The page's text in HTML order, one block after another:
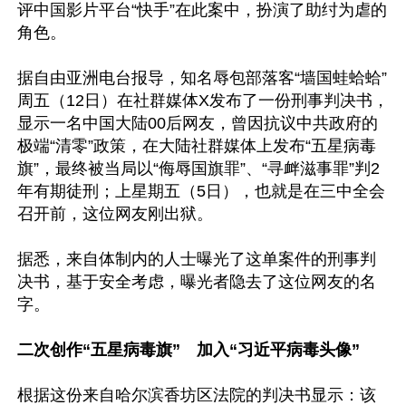
评中国影片平台“快手”在此案中，扮演了助纣为虐的
角色。
据自由亚洲电台报导，知名辱包部落客“墙国蛙蛤蛤”
周五（12日）在社群媒体X发布了一份刑事判决书，
显示一名中国大陆00后网友，曾因抗议中共政府的
极端“清零”政策，在大陆社群媒体上发布“五星病毒
旗”，最终被当局以“侮辱国旗罪”、“寻衅滋事罪”判2
年有期徒刑；上星期五（5日），也就是在三中全会
召开前，这位网友刚出狱。
据悉，来自体制内的人士曝光了这单案件的刑事判
决书，基于安全考虑，曝光者隐去了这位网友的名
字。
二次创作“五星病毒旗”　加入“习近平病毒头像”
根据这份来自哈尔滨香坊区法院的判决书显示：该